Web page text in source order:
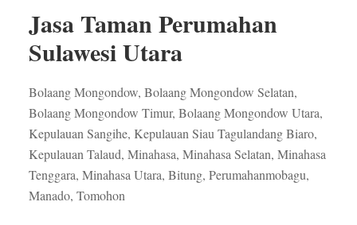
Jasa Taman Perumahan
Sulawesi Utara
Bolaang Mongondow, Bolaang Mongondow Selatan,
Bolaang Mongondow Timur, Bolaang Mongondow Utara,
Kepulauan Sangihe, Kepulauan Siau Tagulandang Biaro,
Kepulauan Talaud, Minahasa, Minahasa Selatan, Minahasa
Tenggara, Minahasa Utara, Bitung, Perumahanmobagu,
Manado, Tomohon